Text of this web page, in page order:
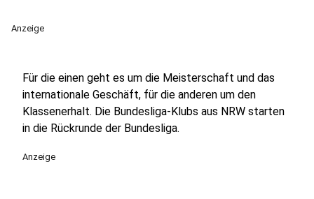
Anzeige
Für die einen geht es um die Meisterschaft und das
internationale Geschäft, für die anderen um den
Klassenerhalt. Die Bundesliga-Klubs aus NRW starten
in die Rückrunde der Bundesliga.
Anzeige